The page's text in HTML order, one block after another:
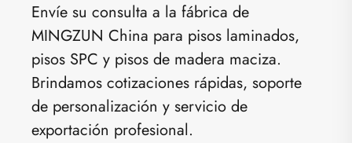
Envíe su consulta a la fábrica de
MINGZUN China para pisos laminados,
pisos SPC y pisos de madera maciza.
Brindamos cotizaciones rápidas, soporte
de personalización y servicio de
exportación profesional.